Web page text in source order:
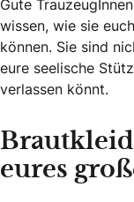
Gute
wissen, wie sie
können. Sie sind
eure seelische
verlassen könnt.
eures